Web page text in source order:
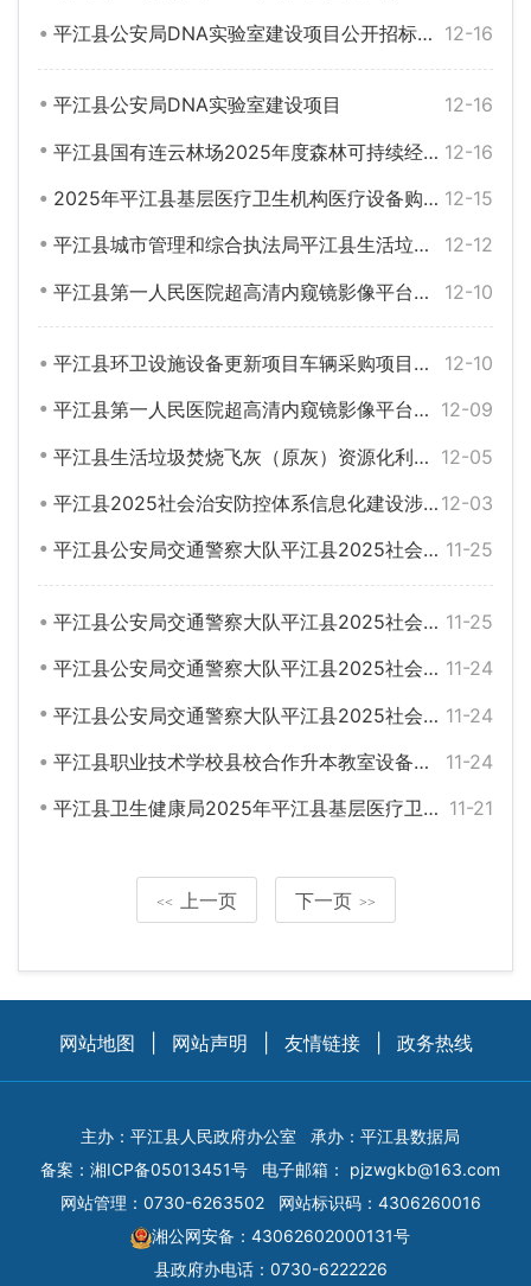
12-16
平江县公安局DNA实验室建设项目公开招标公告
12-16
平江县公安局DNA实验室建设项目
12-16
平江县国有连云林场2025年度森林可持续经营试点项目中标公告
12-15
2025年平江县基层医疗卫生机构医疗设备购置项目中标公告
12-12
平江县城市管理和综合执法局平江县生活垃圾焚烧飞灰（原灰）资源化利用处置和运输服务采购项目更正公告
12-10
平江县第一人民医院超高清内窥镜影像平台、超声骨密度仪采购（第二次）项目公开招标公告
12-10
平江县环卫设施设备更新项目车辆采购项目中标公告
12-09
平江县第一人民医院超高清内窥镜影像平台、超声骨密度仪采购中标公告
12-05
平江县生活垃圾焚烧飞灰（原灰）资源化利用处置和运输服务
12-03
平江县2025社会治安防控体系信息化建设涉交通安全信息化建设项目中标公告
11-25
平江县公安局交通警察大队平江县2025社会治安防控体系信息化建设涉交通安全信息化建设项目延期公告
11-25
平江县公安局交通警察大队平江县2025社会治安防控体系信息化建设涉交通安全信息化建设项目公开招标公告
11-24
平江县公安局交通警察大队平江县2025社会治安防控体系信息化建设涉交通安全信息化建设项目延期公告
11-24
平江县公安局交通警察大队平江县2025社会治安防控体系信息化建设涉交通安全信息化建设项目公开招标公告
11-24
平江县职业技术学校县校合作升本教室设备采购和培训生活楼设施设备添置采购包1中标公告
11-21
平江县卫生健康局2025年平江县基层医疗卫生机构医疗设备购置项目公开招标公告
<< 上一页 下一页 >>
网站地图 网站声明 友情链接 政务热线
主办：平江县人民政府办公室
承办：平江县数据局
备案： 湘ICP备05013451号 电子邮箱： pjzwgkb@163.com
网站管理：0730-6263502
网站标识码：4306260016
湘公网安备：43062602000131号
县政府办电话：0730-6222226